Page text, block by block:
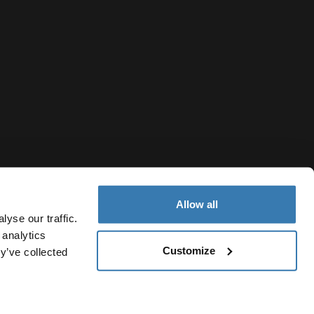
our traffic.
collected
Allow all
Customize
Cookie-Richtlinien Cookie-Einstellungen Current market/
Switzerland